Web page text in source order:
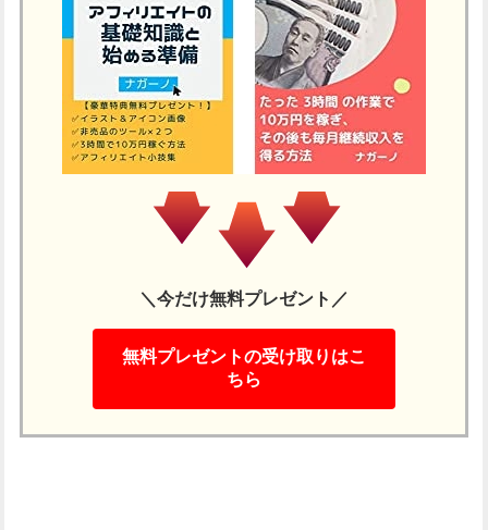
＼今だけ無料プレゼント／
無料プレゼントの受け取りはこ
ちら